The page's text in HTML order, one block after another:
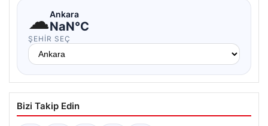
☁Ankara
NaN°C
ŞEHIR SEÇ
Bizi Takip Edin